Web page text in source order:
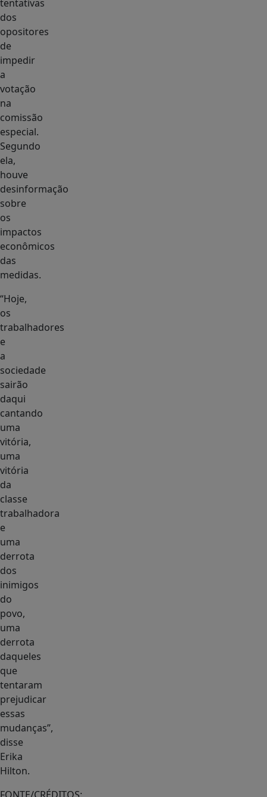
tentativas
dos
opositores
de
impedir
a
votação
na
comissão
especial.
Segundo
ela,
houve
desinformação
sobre
os
impactos
econômicos
das
medidas.
“Hoje,
os
trabalhadores
e
a
sociedade
sairão
daqui
cantando
uma
vitória,
uma
vitória
da
classe
trabalhadora
e
uma
derrota
dos
inimigos
do
povo,
uma
derrota
daqueles
que
tentaram
prejudicar
essas
mudanças”,
disse
Erika
Hilton.